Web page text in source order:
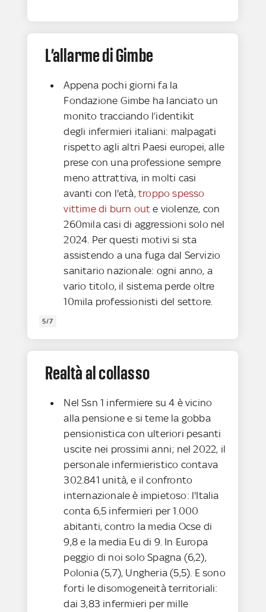
L’allarme di Gimbe
Appena pochi giorni fa la
Fondazione Gimbe ha lanciato un
monito tracciando l’identikit
degli infermieri italiani: malpagati
rispetto agli altri Paesi europei, alle
prese con una professione sempre
meno attrattiva, in molti casi
avanti con l'età,troppo spesso
vittime di burn out e violenze, con
260mila casi di aggressioni solo nel
2024. Per questi motivi si sta
assistendo a una fuga dal Servizio
sanitario nazionale: ogni anno, a
vario titolo, il sistema perde oltre
10mila professionisti del settore.
5/7
Realtà al collasso
Nel Ssn 1 infermiere su 4 è vicino
alla pensione e si teme la gobba
pensionistica con ulteriori pesanti
uscite nei prossimi anni; nel 2022, il
personale infermieristico contava
302.841 unità, e il confronto
internazionale è impietoso: l'Italia
conta 6,5 infermieri per 1.000
abitanti, contro la media Ocse di
9,8 e la media Eu di 9. In Europa
peggio di noi solo Spagna (6,2),
Polonia (5,7), Ungheria (5,5). E sono
forti le disomogeneità territoriali:
dai 3,83 infermieri per mille